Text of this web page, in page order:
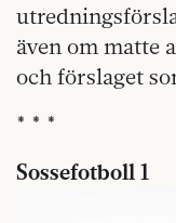
även om matte
och förslaget
* * *
Sossefotboll 1